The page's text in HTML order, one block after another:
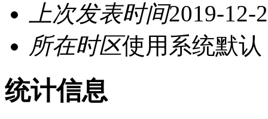
上次发表时间2019-12-
所在时区使用系统默认
统计信息